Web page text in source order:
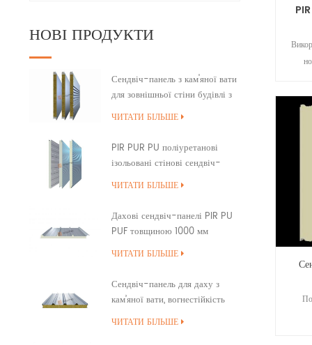
НОВІ ПРОДУКТИ
Сендвіч-панель з кам'яної вати
для зовнішньої стіни будівлі з
ущільненням країв ПУ
ЧИТАТИ БІЛЬШЕ
PIR PUR PU поліуретанові
ізольовані стінові сендвіч-
панелі
ЧИТАТИ БІЛЬШЕ
Дахові сендвіч-панелі PIR PU
PUF товщиною 1000 мм
внахлест
ЧИТАТИ БІЛЬШЕ
Сендвіч-панель для даху з
кам’яної вати, вогнестійкість
Snap Cap
ЧИТАТИ БІЛЬШЕ